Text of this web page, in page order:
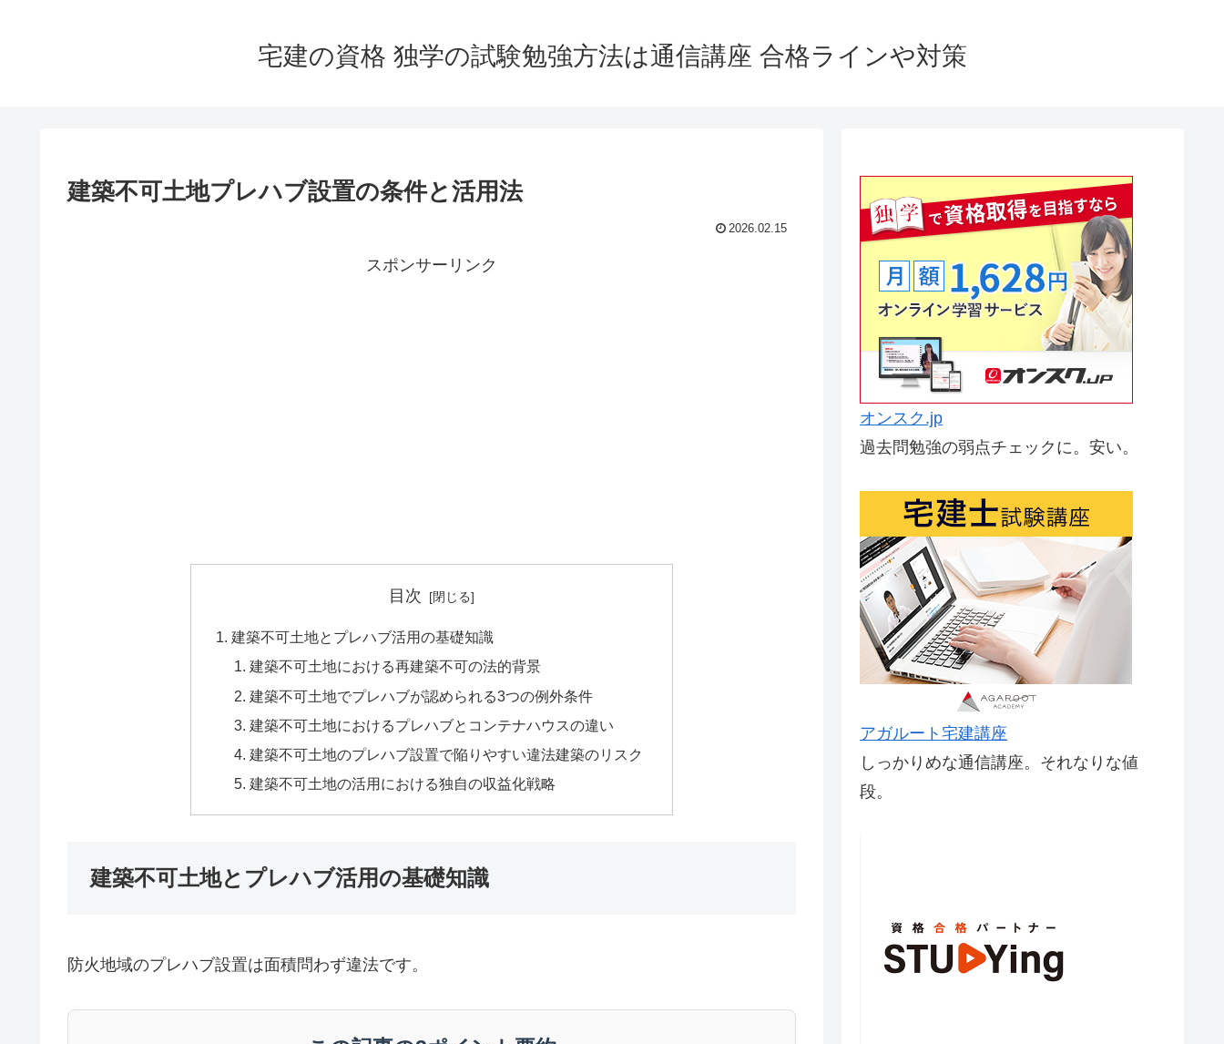
宅建の資格 独学の試験勉強方法は通信講座 合格ラインや対策
建築不可土地プレハブ設置の条件と活用法
2026.02.15
スポンサーリンク
目次
建築不可土地とプレハブ活用の基礎知識
建築不可土地における再建築不可の法的背景
建築不可土地でプレハブが認められる3つの例外条件
建築不可土地におけるプレハブとコンテナハウスの違い
建築不可土地のプレハブ設置で陥りやすい違法建築のリスク
建築不可土地の活用における独自の収益化戦略
建築不可土地とプレハブ活用の基礎知識
防火地域のプレハブ設置は面積問わず違法です。
オンスク.jp
過去問勉強の弱点チェックに。安い。
アガルート宅建講座
しっかりめな通信講座。それなりな値
段。